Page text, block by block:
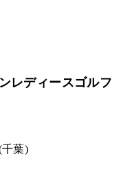
レディースゴルフ
葉)